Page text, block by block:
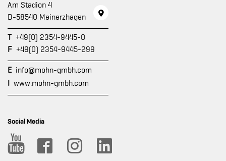
Am Stadion 4
D-58540 Meinerzhagen
T +49(0) 2354-9445-0
F +49(0) 2354-9445-299
E info@mohn-gmbh.com
I www.mohn-gmbh.com
Social Media